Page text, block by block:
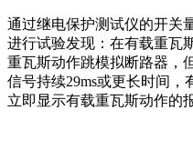
通过继电保护测试仪的开关
进行试验发现：在有载重瓦
重瓦斯动作跳模拟断路器，
信号持续29ms或更长时间
立即显示有载重瓦斯动作的